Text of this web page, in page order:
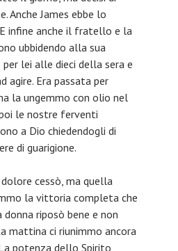
Anche James ebbe lo
infine anche il fratello e la
ubbidendo alla sua
lei alle dieci della sera e
agire. Era passata per
la ungemmo con olio nel
le nostre ferventi
a Dio chiedendogli di
di guarigione.
cessò, ma quella
la vittoria completa che
riposò bene e non
mattina ci riunimmo ancora
potenza dello Spirito